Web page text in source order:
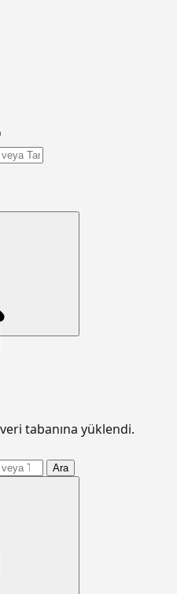
Ara
tabanına yüklendi.